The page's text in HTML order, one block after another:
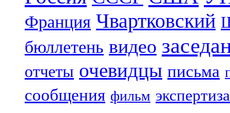
Франция Чвартковский
бюллетень видео
отчеты очевидцы письма
сообщения фильм экспертиза